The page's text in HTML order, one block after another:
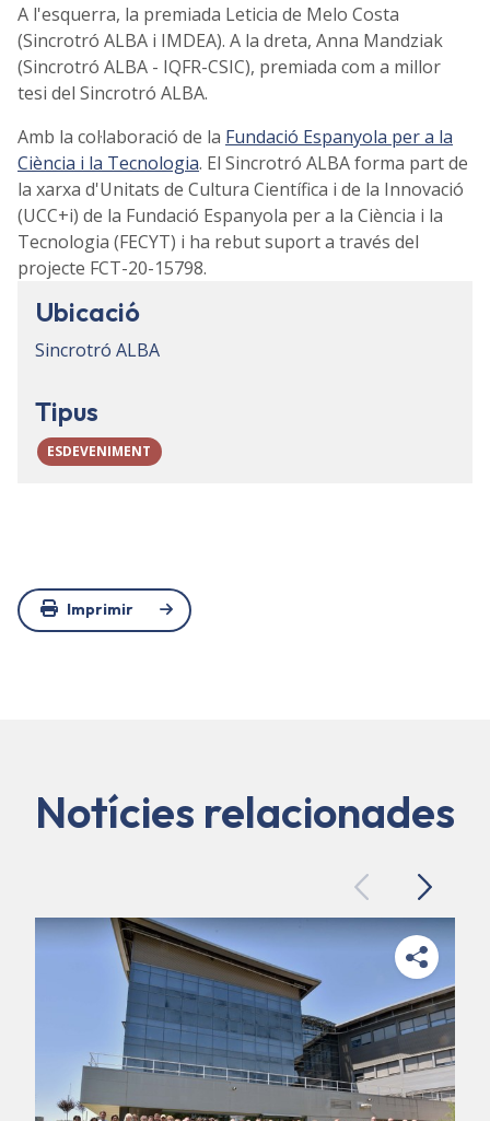
A l'esquerra, la premiada Leticia de Melo Costa
(Sincrotró ALBA i IMDEA). A la dreta, Anna Mandziak
(Sincrotró ALBA - IQFR-CSIC), premiada com a millor
tesi del Sincrotró ALBA.
Amb la col·laboració de la Fundació Espanyola per a la
Ciència i la Tecnologia. El Sincrotró ALBA forma part de
la xarxa d'Unitats de Cultura Científica i de la Innovació
(UCC+i) de la Fundació Espanyola per a la Ciència i la
Tecnologia (FECYT) i ha rebut suport a través del
projecte FCT-20-15798.
Ubicació
Sincrotró ALBA
Tipus
ESDEVENIMENT
Imprimir
Notícies relacionades
PreviousNext